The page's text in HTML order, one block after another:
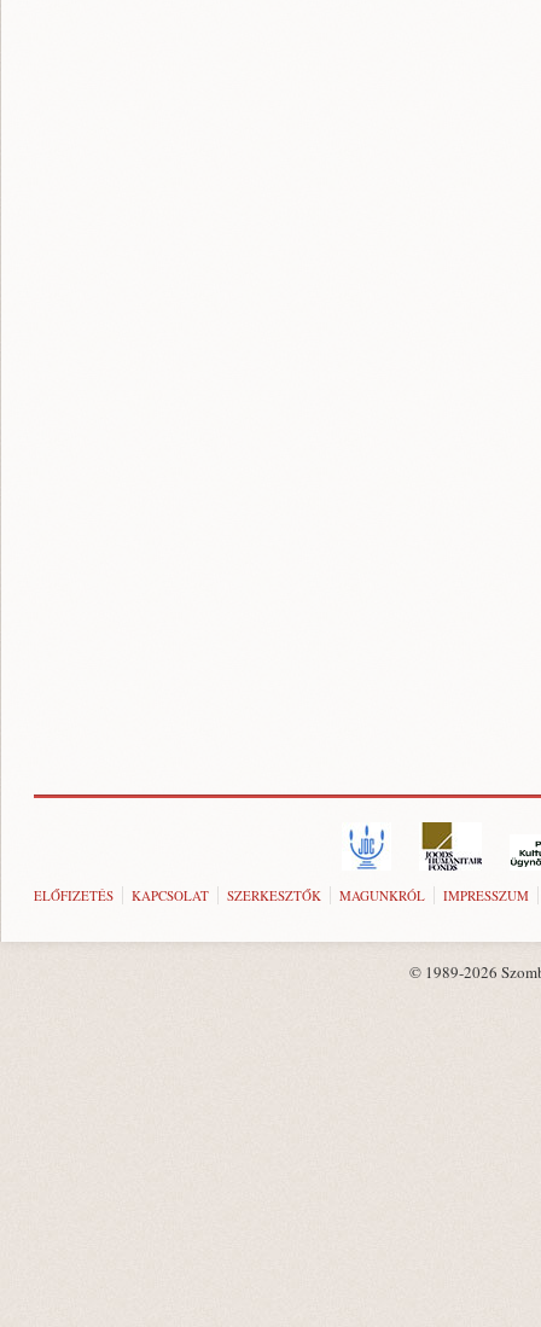
ELŐFIZETÉS KAPCSOLAT SZERKESZTŐK MAGUNKRÓL IMPRESSZUM
© 1989-2026